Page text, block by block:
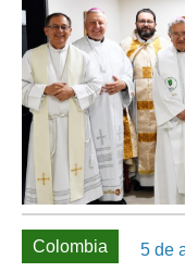
Colombia
5 de